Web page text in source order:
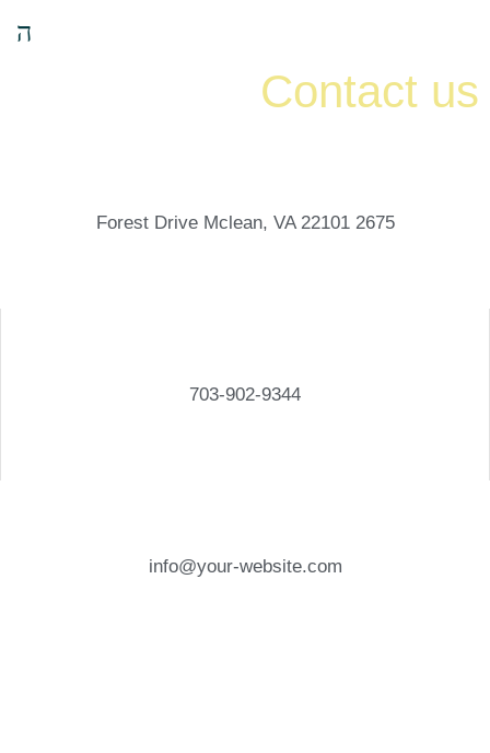
Contact us
2675 Forest Drive Mclean, VA 22101
703-902-9344
info@your-website.com